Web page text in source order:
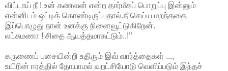
விட்டாய் நீ ! உன் கணவன் என்ற தார்மீகப் பொறுப்பு இன்னும்
என்னிடம் ஒட்டிக் கொண்டிருப்பதால்,நீ செய்ய மறந்ததை
இப்பொழுது நான் உனக்கு நினைவூட்டுகிறேன்.
லட்சுமணா ! சிதை ஆயத்தமாகட்டும்..!’’
கருணைப் பசையின்றி உதிரும் இவ் வார்த்தைகள் ...,
உயிரின் ஈரத்தில் தோயாமல் வறட்சியோடு வெளிப்படும் இந்தச்